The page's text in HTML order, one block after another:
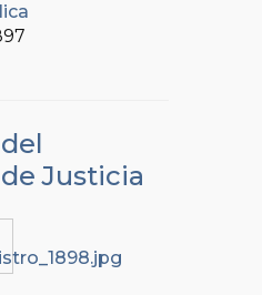
Justicia